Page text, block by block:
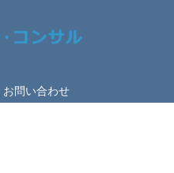
お問い合わせ